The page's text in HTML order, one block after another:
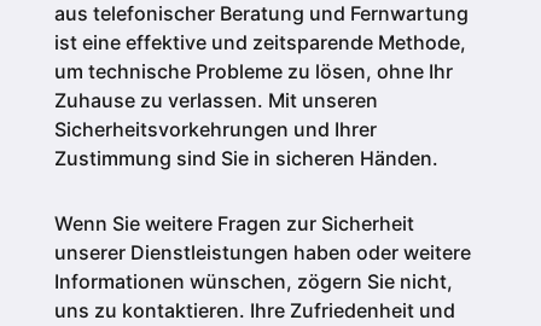
aus telefonischer Beratung und Fernwartung
ist eine effektive und zeitsparende Methode,
um technische Probleme zu lösen, ohne Ihr
Zuhause zu verlassen. Mit unseren
Sicherheitsvorkehrungen und Ihrer
Zustimmung sind Sie in sicheren Händen.
Wenn Sie weitere Fragen zur Sicherheit
unserer Dienstleistungen haben oder weitere
Informationen wünschen, zögern Sie nicht,
uns zu kontaktieren. Ihre Zufriedenheit und